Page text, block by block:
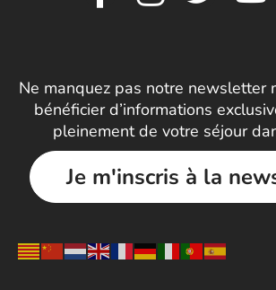
Ne manquez pas notre newsletter
bénéficier d’informations
pleinement de votre séjour
Je m'inscris à la